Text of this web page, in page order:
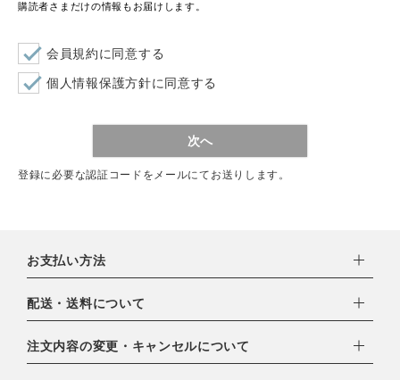
購読者さまだけの情報もお届けします。
会員規約に同意する
個人情報保護方針に同意する
次へ
登録に必要な認証コードをメールにてお送りします。
お支払い方法
下記お支払い方法よりお選びいただけます。
・クレジットカード（VISA,mastercard,JCB,AMERICAN
EXPRESS,Diners Club）
・amazonペイメント
配送・送料について
配達業者：日本郵便
注文内容の変更・キャンセルについて